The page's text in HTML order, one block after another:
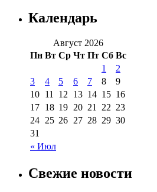
Календарь
Август 2026
Пн Вт Ср Чт Пт Сб Вс
« Июл
1
2
3
4 5 6 7 8
9
10 11 12 13 14 15 16
17 18 19 20 21 22 23
24 25 26 27 28 29 30
31
Свежие новости